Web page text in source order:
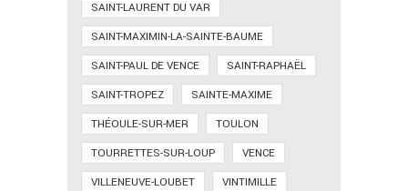
SAINT-LAURENT DU VAR
SAINT-MAXIMIN-LA-SAINTE-BAUME
SAINT-PAUL DE VENCE
SAINT-RAPHAËL
SAINT-TROPEZ
SAINTE-MAXIME
THÉOULE-SUR-MER
TOULON
TOURRETTES-SUR-LOUP
VENCE
VILLENEUVE-LOUBET
VINTIMILLE